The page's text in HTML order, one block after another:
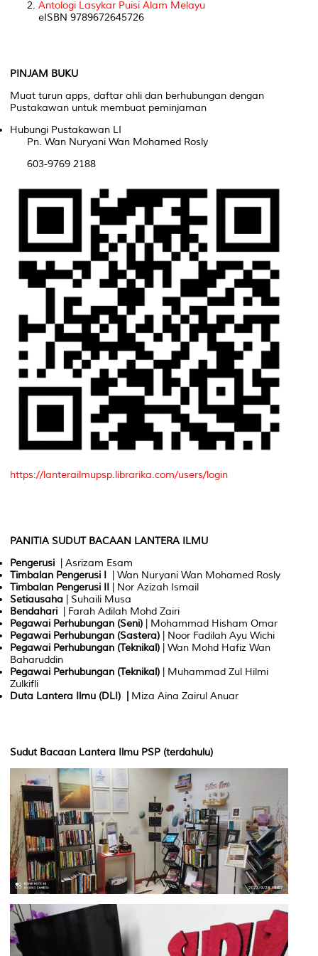
Antologi Lasykar Puisi Alam Melayu
eISBN 9789672645726
PINJAM BUKU
Muat turun apps, daftar ahli dan berhubungan dengan
Pustakawan untuk membuat peminjaman
Hubungi Pustakawan LI
Pn. Wan Nuryani Wan Mohamed Rosly
603-9769 2188
https://lanterailmupsp.librarika.com/users/login
PANITIA SUDUT BACAAN LANTERA ILMU
Pengerusi | Asrizam Esam
Timbalan Pengerusi I
| Wan Nuryani Wan Mohamed Rosly
Timbalan Pengerusi II
| Nor Azizah Ismail
Setiausaha | Suhaili Musa
Bendahari | Farah Adilah Mohd Zairi
Pegawai Perhubungan (Seni)
| Mohammad Hisham Omar
Pegawai Perhubungan (Sastera)
| Noor Fadilah Ayu Wichi
Pegawai Perhubungan (Teknikal) | Wan Mohd Hafiz Wan
Baharuddin
Pegawai Perhubungan (Teknikal) | Muhammad Zul Hilmi
Zulkifli
Duta Lantera Ilmu (DLI) | Miza Aina Zairul Anuar
Sudut Bacaan Lantera Ilmu PSP (terdahulu)